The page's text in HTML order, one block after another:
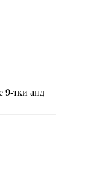
9-тки анд